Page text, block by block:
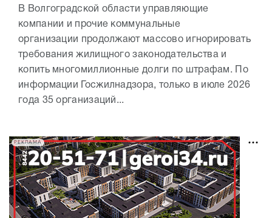
В Волгоградской области управляющие
компании и прочие коммунальные
организации продолжают массово игнорировать
требования жилищного законодательства и
копить многомиллионные долги по штрафам. По
информации Госжилнадзора, только в июле 2026
года 35 организаций...
РЕКЛАМА